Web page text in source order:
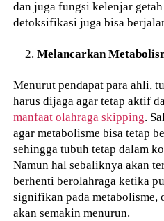
dan juga fungsi kelenjar
detoksifikasi juga bisa
Melancarkan
Menurut pendapat para ahli,
harus dijaga agar tetap aktif
manfaat olahraga skipping.
agar metabolisme bisa tetap
sehingga tubuh tetap dalam
Namun hal sebaliknya akan
berhenti berolahraga ketika
signifikan pada metabolisme,
akan semakin menurun.